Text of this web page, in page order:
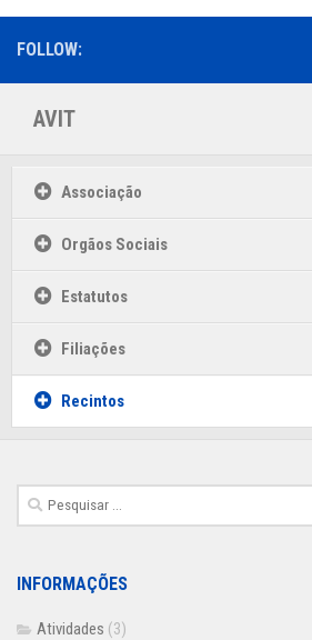
FOLLOW:
AVIT
Associação
Orgãos Sociais
Estatutos
Filiações
Recintos
Pesquisar
por:
INFORMAÇÕES
Atividades (3)